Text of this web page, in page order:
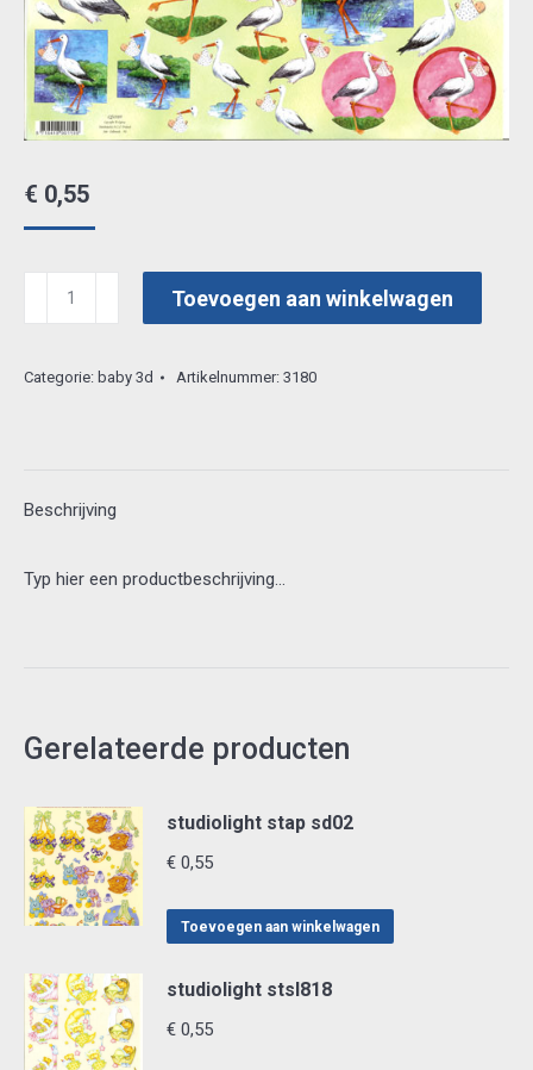
€ 0,55
quincy
3d
0119
Toevoegen aan winkelwagen
Categorie: baby 3d Artikelnummer: 3180
Beschrijving
Typ hier een productbeschrijving…
Gerelateerde producten
studiolight stap sd02
€ 0,55
Toevoegen aan winkelwagen
studiolight stsl818
€ 0,55